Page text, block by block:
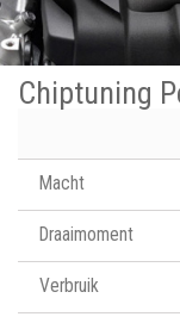
Chiptuning
Macht
Draaimoment
Verbruik